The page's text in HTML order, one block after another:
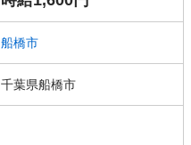
船橋市
千葉県船橋市